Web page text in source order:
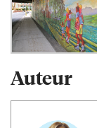
Auteur